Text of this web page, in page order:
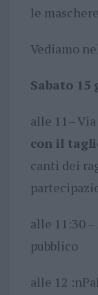
le
Vediamo
Sabato 15
alle 11–
con il
canti dei
alle 11:30
pubblico
alle 12